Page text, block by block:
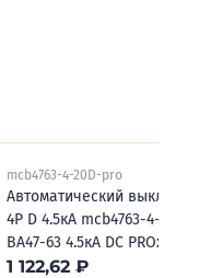
mcb4763-4-20D-pro
Автоматический
4P D 4.5кА mcb4763-4-20D-
ВА47-63 4.5кА DC PROxima
1 122,62 ₽